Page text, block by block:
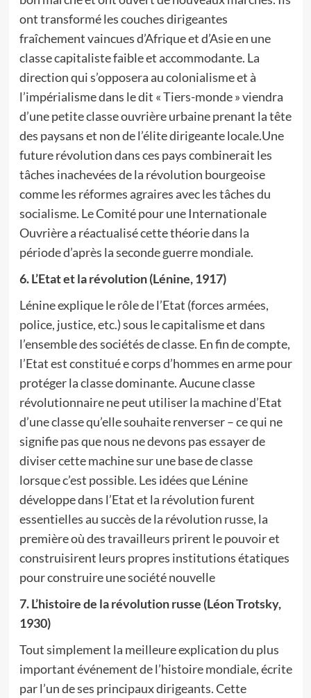
ont transformé les couches dirigeantes
fraîchement vaincues d’Afrique et d’Asie en une
classe capitaliste faible et accommodante. La
direction qui s’opposera au colonialisme et à
l’impérialisme dans le dit « Tiers-monde » viendra
d’une petite classe ouvrière urbaine prenant la tête
des paysans et non de l’élite dirigeante locale.Une
future révolution dans ces pays combinerait les
tâches inachevées de la révolution bourgeoise
comme les réformes agraires avec les tâches du
socialisme. Le Comité pour une Internationale
Ouvrière a réactualisé cette théorie dans la
période d’après la seconde guerre mondiale.
6. L’Etat et la révolution (Lénine, 1917)
Lénine explique le rôle de l’Etat (forces armées,
police, justice, etc.) sous le capitalisme et dans
l’ensemble des sociétés de classe. En fin de compte,
l’Etat est constitué e corps d’hommes en arme pour
protéger la classe dominante. Aucune classe
révolutionnaire ne peut utiliser la machine d’Etat
d’une classe qu’elle souhaite renverser – ce qui ne
signifie pas que nous ne devons pas essayer de
diviser cette machine sur une base de classe
lorsque c’est possible. Les idées que Lénine
développe dans l’Etat et la révolution furent
essentielles au succès de la révolution russe, la
première où des travailleurs prirent le pouvoir et
construisirent leurs propres institutions étatiques
pour construire une société nouvelle
7. L’histoire de la révolution russe (Léon Trotsky,
1930)
Tout simplement la meilleure explication du plus
important événement de l’histoire mondiale, écrite
par l’un de ses principaux dirigeants. Cette